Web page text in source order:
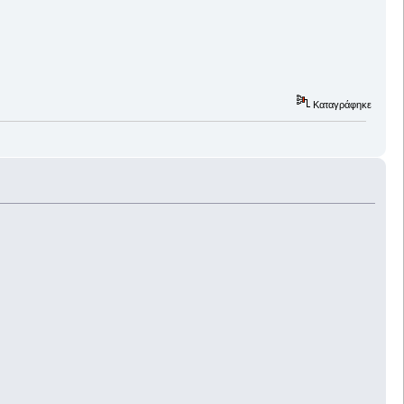
Καταγράφηκε